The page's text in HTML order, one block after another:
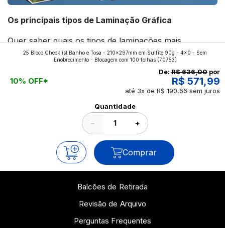
Os principais tipos de Laminação Gráfica
Quer saber quais os tipos de laminações mais
aplicados nos impressos da gráfica FuturaIM? Então,
continue a leitura que vamos revelar para você!
25 Bloco Checklist Banho e Tosa - 210x297mm em Sulfite 90g - 4x0 - Sem
Enobrecimento - Blocagem com 100 folhas(70753)
10% OFF*
De: R$ 636,00 por
R$ 571,99
até 3x de R$ 190,66 sem juros
Quantidade
− +
Comprar
Balcões de Retirada
Revisão de Arquivo
Perguntas Frequentes